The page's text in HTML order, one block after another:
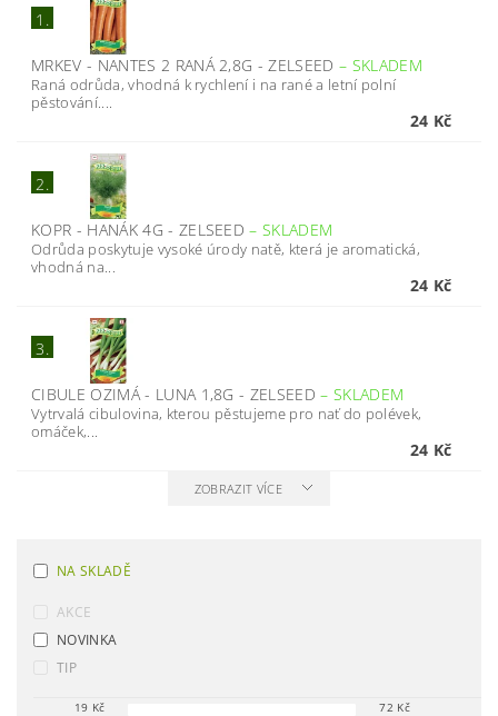
1.
MRKEV - NANTES 2 RANÁ 2,8G - ZELSEED – SKLADEM
Raná odrůda, vhodná k rychlení i na rané a letní polní
pěstování....
24 Kč
2.
KOPR - HANÁK 4G - ZELSEED– SKLADEM
Odrůda poskytuje vysoké úrody natě, která je aromatická,
vhodná na...
24 Kč
3.
CIBULE OZIMÁ - LUNA 1,8G - ZELSEED– SKLADEM
Vytrvalá cibulovina, kterou pěstujeme pro nať do polévek,
omáček,...
24 Kč
ZOBRAZIT VÍCE
NA SKLADĚ
AKCE
NOVINKA
TIP
19 Kč 72 Kč